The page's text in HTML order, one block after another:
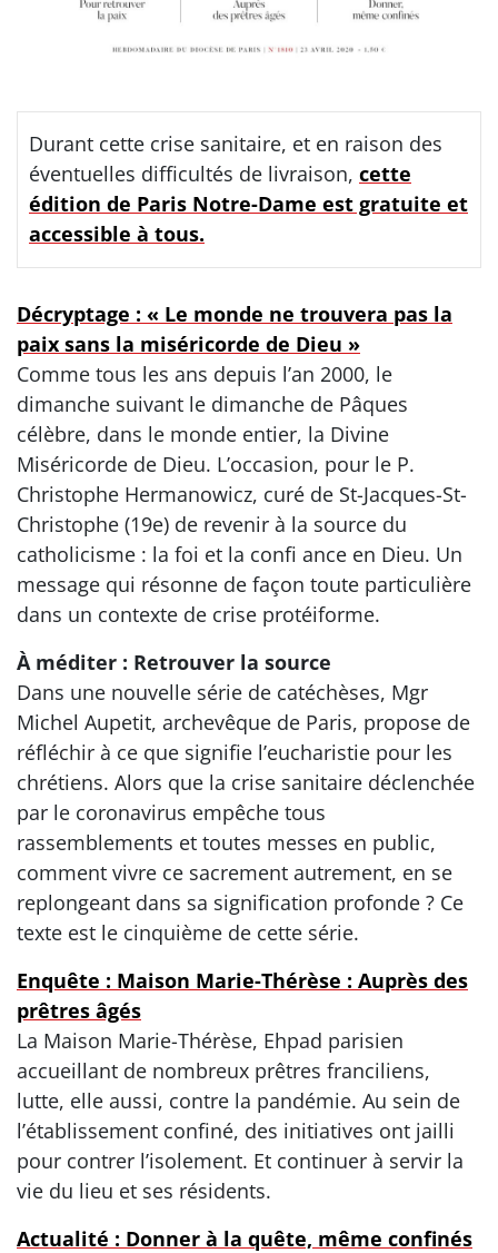
Durant cette crise sanitaire, et en raison des
éventuelles difficultés de livraison, cette
édition de Paris Notre-Dame est gratuite et
accessible à tous.
Décryptage : « Le monde ne trouvera pas la
paix sans la miséricorde de Dieu »
Comme tous les ans depuis l’an 2000, le
dimanche suivant le dimanche de Pâques
célèbre, dans le monde entier, la Divine
Miséricorde de Dieu. L’occasion, pour le P.
Christophe Hermanowicz, curé de St-Jacques-St-
Christophe (19e) de revenir à la source du
catholicisme : la foi et la confi ance en Dieu. Un
message qui résonne de façon toute particulière
dans un contexte de crise protéiforme.
À méditer : Retrouver la source
Dans une nouvelle série de catéchèses, Mgr
Michel Aupetit, archevêque de Paris, propose de
réfléchir à ce que signifie l’eucharistie pour les
chrétiens. Alors que la crise sanitaire déclenchée
par le coronavirus empêche tous
rassemblements et toutes messes en public,
comment vivre ce sacrement autrement, en se
replongeant dans sa signification profonde ? Ce
texte est le cinquième de cette série.
Enquête : Maison Marie-Thérèse : Auprès des
prêtres âgés
La Maison Marie-Thérèse, Ehpad parisien
accueillant de nombreux prêtres franciliens,
lutte, elle aussi, contre la pandémie. Au sein de
l’établissement confiné, des initiatives ont jailli
pour contrer l’isolement. Et continuer à servir la
vie du lieu et ses résidents.
Actualité : Donner à la quête, même confinés